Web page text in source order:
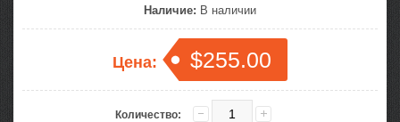
Наличие: В наличии
Цена: $255.00
Количество: